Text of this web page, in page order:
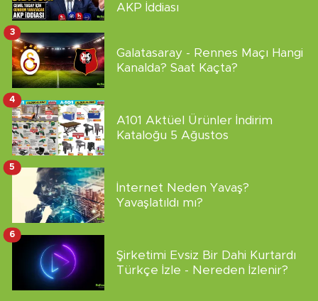
AKP İddiası
Galatasaray - Rennes Maçı Hangi
Kanalda? Saat Kaçta?
3
A101 Aktüel Ürünler İndirim
Kataloğu 5 Ağustos
4
İnternet Neden Yavaş?
Yavaşlatıldı mı?
5
Şirketimi Evsiz Bir Dahi Kurtardı
Türkçe İzle - Nereden İzlenir?
6